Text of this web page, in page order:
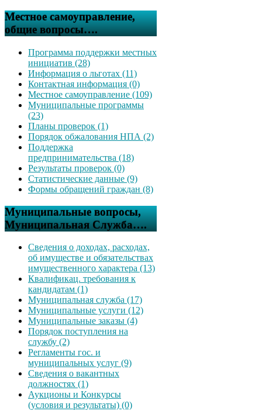
Местное самоуправление,
общие вопросы….
Программа поддержки местных
инициатив (28)
Информация о льготах (11)
Контактная информация (0)
Местное самоуправление (109)
Муниципальные программы
(23)
Планы проверок (1)
Порядок обжалования НПА (2)
Поддержка
предпринимательства (18)
Результаты проверок (0)
Статистические данные (9)
Формы обращений граждан (8)
Муниципальные вопросы,
Муниципальная Служба….
Сведения о доходах, расходах,
об имуществе и обязательствах
имущественного характера (13)
Квалификац. требования к
кандидатам (1)
Муниципальная служба (17)
Муниципальные услуги (12)
Муниципальные заказы (4)
Порядок поступления на
службу (2)
Регламенты гос. и
муниципальных услуг (9)
Сведения о вакантных
должностях (1)
Аукционы и Конкурсы
(условия и результаты) (0)